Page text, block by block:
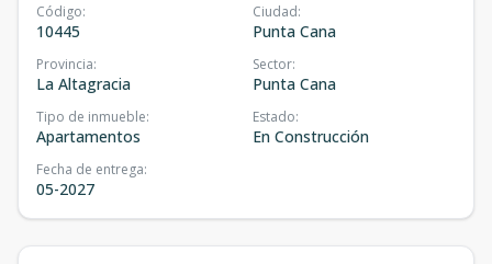
Código:
10445
Ciudad:
Punta Cana
Provincia:
La Altagracia
Sector:
Punta Cana
Tipo de inmueble:
Apartamentos
Estado:
En Construcción
Fecha de entrega:
05-2027